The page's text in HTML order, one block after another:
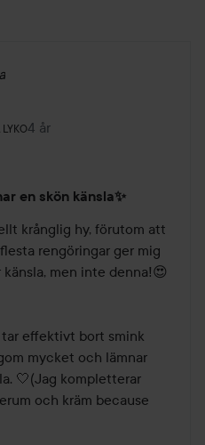
LYKO
Kundtjänst på Lyko.
4 år
Inlägget skapades 4 år
en skön känsla✨
krånglig hy, förutom att
rengöringar ger mig
men inte denna!😍
effektivt bort smink
mycket och lämnar
🤍(Jag kompletterar
och kräm because